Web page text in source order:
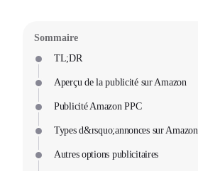
Sommaire
TL;DR
Aperçu de la publicité sur Amazon
Publicité Amazon PPC
Types d&rsquo;annonces sur Amazon
Autres options publicitaires